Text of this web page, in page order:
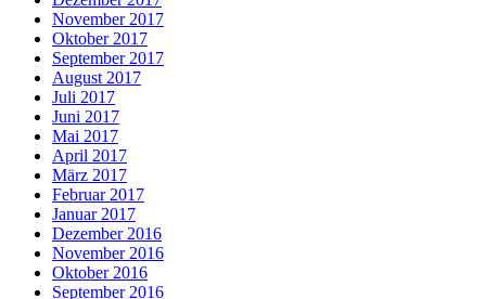
November 2017
Oktober 2017
September 2017
August 2017
Juli 2017
Juni 2017
Mai 2017
April 2017
März 2017
Februar 2017
Januar 2017
Dezember 2016
November 2016
Oktober 2016
September 2016